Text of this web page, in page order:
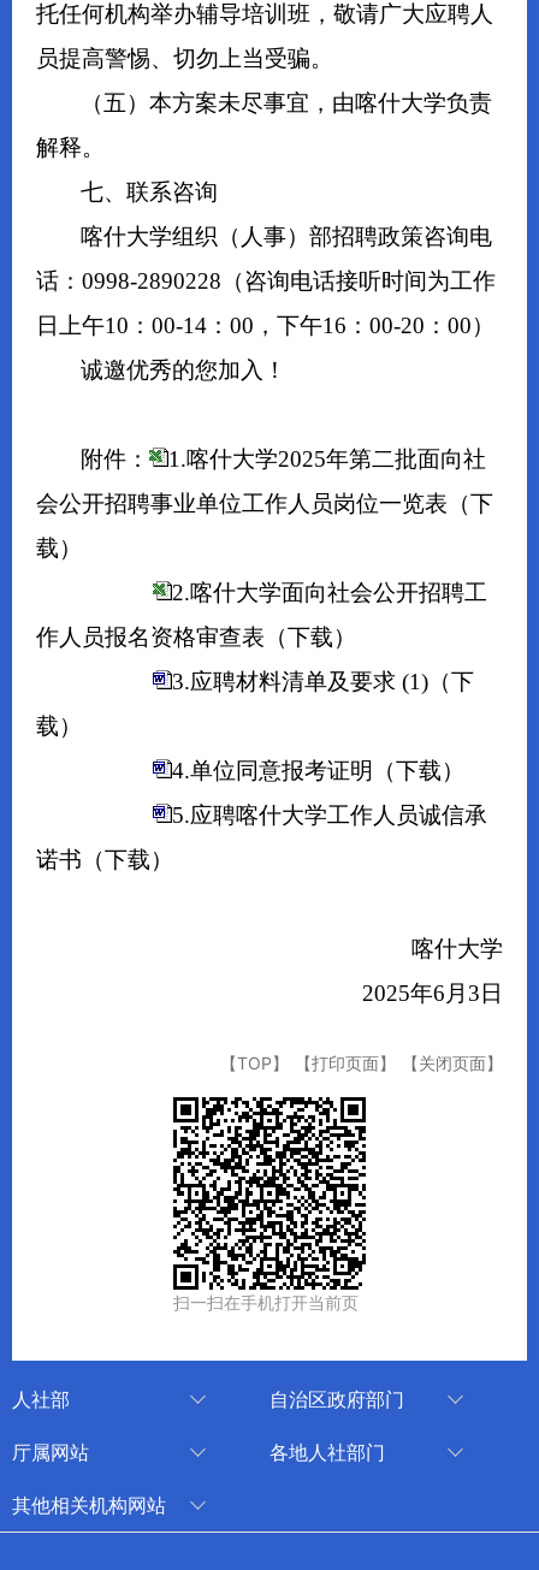
托任何机构举办辅导培训班，敬请广大应聘人
员提高警惕、切勿上当受骗。
（五）本方案未尽事宜，由喀什大学负责
解释。
七、联系咨询
喀什大学组织（人事）部招聘政策咨询电
话：0998-2890228（咨询电话接听时间为工作
日上午10：00-14：00，下午16：00-20：00）
诚邀优秀的您加入！
附件：
1.喀什大学2025年第二批面向社
会公开招聘事业单位工作人员岗位一览表 （下
载）
2.喀什大学面向社会公开招聘工
作人员报名资格审查表 （下载）
3.应聘材料清单及要求 (1) （下
载）
4.单位同意报考证明
（下载）
5.应聘喀什大学工作人员诚信承
诺书 （下载）
喀什大学
2025年6月3日
【TOP】 【打印页面】 【关闭页面】
扫一扫在手机打开当前页
人社部
技能人才评价工作网
自治区政府部门
审计厅
退役军人事务厅
厅属网站
中国新疆人才网
各地人社部门
其他相关机构网站